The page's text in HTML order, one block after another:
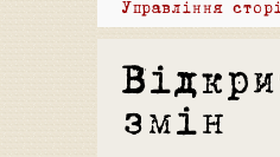
Управління
змін